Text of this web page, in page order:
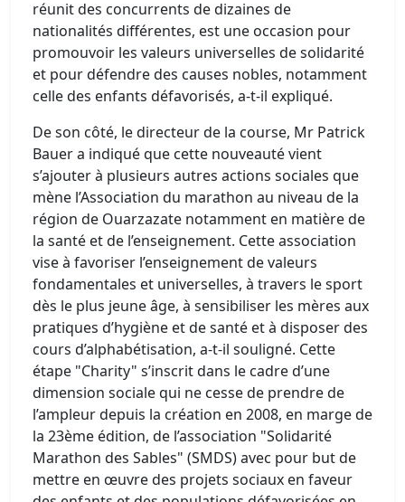
réunit des concurrents de dizaines de
nationalités différentes, est une occasion pour
promouvoir les valeurs universelles de solidarité
et pour défendre des causes nobles, notamment
celle des enfants défavorisés, a-t-il expliqué.
De son côté, le directeur de la course, Mr Patrick
Bauer a indiqué que cette nouveauté vient
s’ajouter à plusieurs autres actions sociales que
mène l’Association du marathon au niveau de la
région de Ouarzazate notamment en matière de
la santé et de l’enseignement. Cette association
vise à favoriser l’enseignement de valeurs
fondamentales et universelles, à travers le sport
dès le plus jeune âge, à sensibiliser les mères aux
pratiques d’hygiène et de santé et à disposer des
cours d’alphabétisation, a-t-il souligné. Cette
étape "Charity" s’inscrit dans le cadre d’une
dimension sociale qui ne cesse de prendre de
l’ampleur depuis la création en 2008, en marge de
la 23ème édition, de l’association "Solidarité
Marathon des Sables" (SMDS) avec pour but de
mettre en œuvre des projets sociaux en faveur